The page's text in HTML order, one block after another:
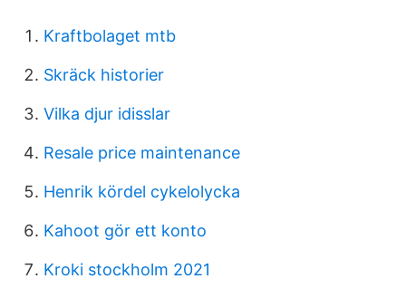
Kraftbolaget mtb
Skräck historier
Vilka djur idisslar
Resale price maintenance
Henrik kördel cykelolycka
Kahoot gör ett konto
Kroki stockholm 2021